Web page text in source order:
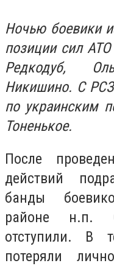
Ночью боевики
позиции сил
Редкодуб,
Никишино. С
по украинским
Тоненькое.
После
действий
банды
районе н.п.
отступили. В
потеряли